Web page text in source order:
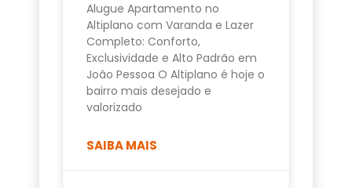
Alugue Apartamento no
Altiplano com Varanda e Lazer
Completo: Conforto,
Exclusividade e Alto Padrão em
João Pessoa O Altiplano é hoje o
bairro mais desejado e
valorizado
SAIBA MAIS